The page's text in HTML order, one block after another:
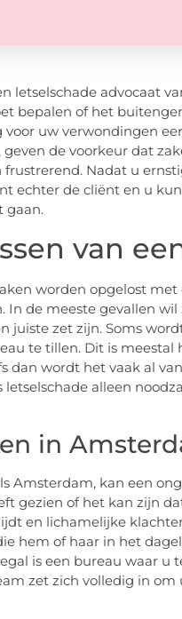
letselschade advocaat
bepalen of het
uw verwondingen
geven de voorkeur dat
Nadat u
echter de cliënt en u
gaan.
van
worden opgelost
In de meeste gevallen
juiste zet zijn. Soms
te tillen. Dit is
dan wordt het vaak al
letselschade alleen
in
Amsterdam, kan een
gezien of het kan zijn
en lichamelijke
hem of haar in het
is een bureau waar
zet zich volledig in